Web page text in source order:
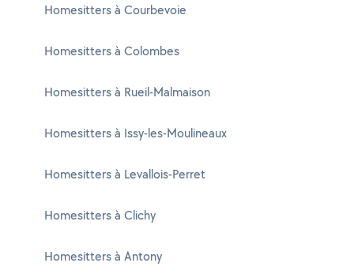
Homesitters à Courbevoie
Homesitters à Colombes
Homesitters à Rueil-Malmaison
Homesitters à Issy-les-Moulineaux
Homesitters à Levallois-Perret
Homesitters à Clichy
Homesitters à Antony